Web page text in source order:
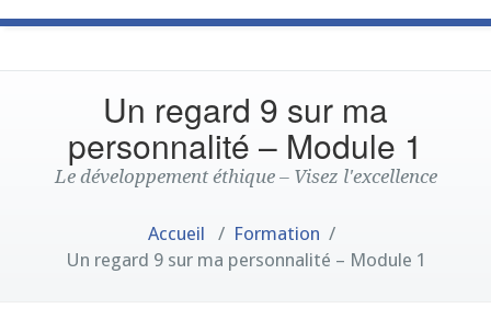
Un regard 9 sur ma
personnalité – Module 1
Le développement éthique – Visez l'excellence
Accueil / Formation /
Un regard 9 sur ma personnalité – Module 1